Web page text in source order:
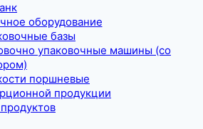
оборудование
базы
упаковочные машины (со
поршневые
продукции